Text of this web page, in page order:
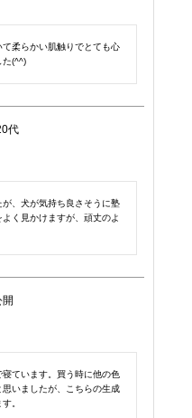
柔らかい肌触りでとても心
た(^^)
代
、犬が気持ち良さそうに塾
く見かけますが、頑丈のよ
開
ています。買う時に他の色
いましたが、こちらの生成
。